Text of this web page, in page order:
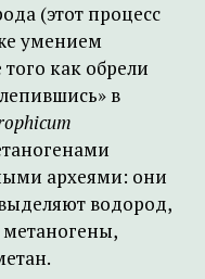
(этот процесс
умением
того как обрели
в
археями: они
водород,